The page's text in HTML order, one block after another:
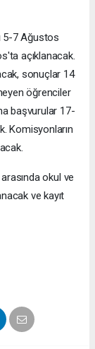
5-7 Ağustos
açıklanacak.
sonuçlar 14
öğrenciler
başvurular 17-
Komisyonların
okul ve
ve kayıt